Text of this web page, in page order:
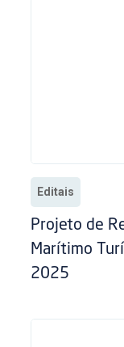
Editais
Projeto de
Marítimo
2025